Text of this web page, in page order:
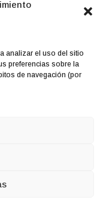
analizar el uso del sitio
preferencias sobre la
de navegación (por
y
de
del
y el
el IDAE.